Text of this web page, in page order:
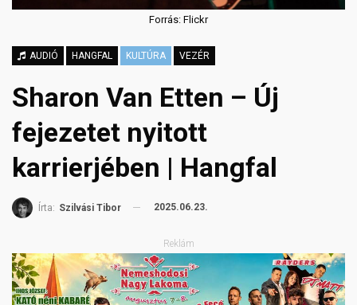
Forrás: Flickr
AUDIÓ HANGFAL KULTÚRA VEZÉR
Sharon Van Etten – Új
fejezetet nyitott
karrierjében | Hangfal
Írta: Szilvási Tibor 2025.06.23.
Reklám